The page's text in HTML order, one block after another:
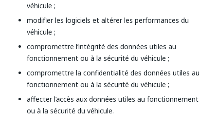
véhicule ;
modifier les logiciels et altérer les performances du
véhicule ;
compromettre l’intégrité des données utiles au
fonctionnement ou à la sécurité du véhicule ;
compromettre la confidentialité des données utiles au
fonctionnement ou à la sécurité du véhicule ;
affecter l’accès aux données utiles au fonctionnement
ou à la sécurité du véhicule.